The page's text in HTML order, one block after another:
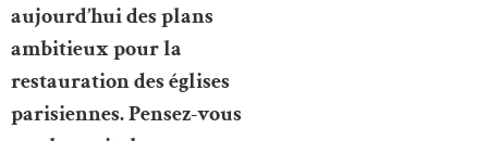
aujourd’hui des plans
ambitieux pour la
restauration des églises
parisiennes. Pensez-vous